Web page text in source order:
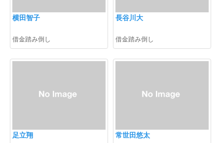
横田智子
借金踏み倒し
長谷川大
借金踏み倒し
足立翔 常世田悠太